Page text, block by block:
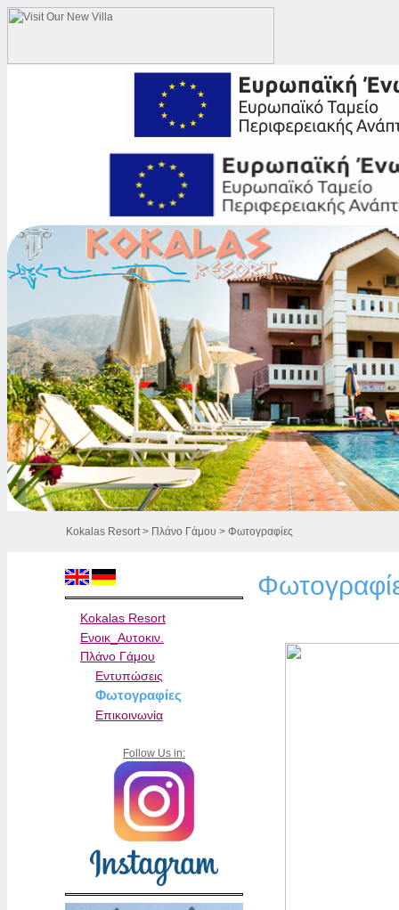
Kokalas Resort> Πλάνο Γάμου > Φωτογραφίες
Kokalas Resort
Ενοικ_Αυτοκιν.
Πλάνο Γάμου
Εντυπώσεις
Φωτογραφίες
Επικοινωνία
Follow Us in: